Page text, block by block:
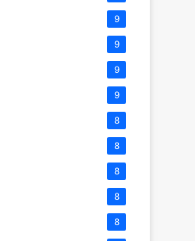
9
9
9
9
8
8
8
8
8